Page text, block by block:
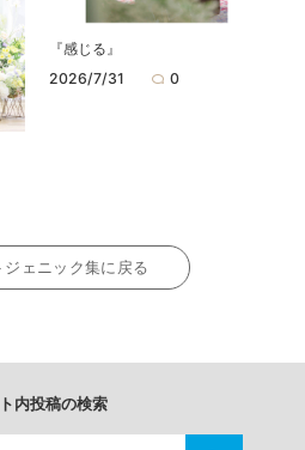
『感じる』
2026/7/31
0
ジェニック集に戻る
内投稿の検索